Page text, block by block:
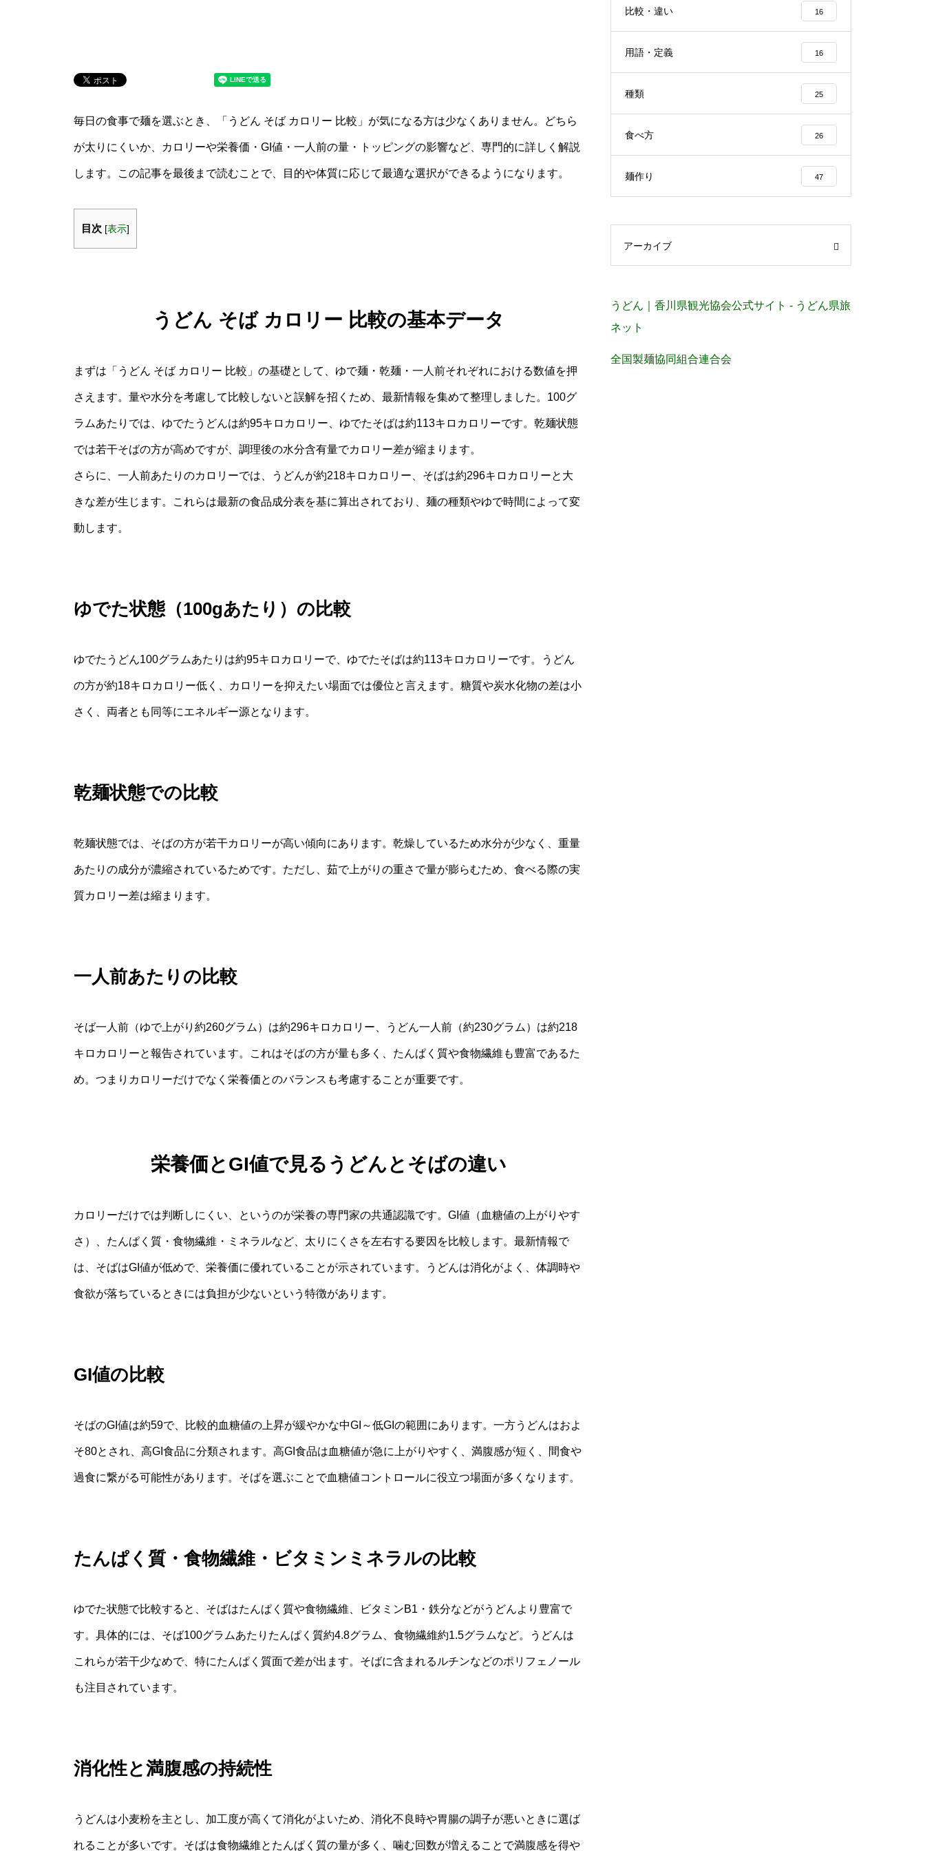
毎日の食事で麺を選ぶとき、「うどん そば カロリー 比較」が気になる方は少なくありません。どちら
が太りにくいか、カロリーや栄養価・GI値・一人前の量・トッピングの影響など、専門的に詳しく解説
します。この記事を最後まで読むことで、目的や体質に応じて最適な選択ができるようになります。
目次 [表示]
うどん そば カロリー 比較の基本データ
まずは「うどん そば カロリー 比較」の基礎として、ゆで麺・乾麺・一人前それぞれにおける数値を押
さえます。量や水分を考慮して比較しないと誤解を招くため、最新情報を集めて整理しました。100グ
ラムあたりでは、ゆでたうどんは約95キロカロリー、ゆでたそばは約113キロカロリーです。乾麺状態
では若干そばの方が高めですが、調理後の水分含有量でカロリー差が縮まります。
さらに、一人前あたりのカロリーでは、うどんが約218キロカロリー、そばは約296キロカロリーと大
きな差が生じます。これらは最新の食品成分表を基に算出されており、麺の種類やゆで時間によって変
動します。
ゆでた状態（100gあたり）の比較
ゆでたうどん1​00グラムあたりは約95キロカロリーで、ゆでたそばは約113キロカロリーです。うどん
の方が約18キロカロリー低く、カロリーを抑えたい場面では優位と言えます。糖質や炭水化物の差は小
さく、両者とも同等にエネルギー源となります。
乾麺状態での比較
乾麺状態では、そばの方が若干カロリーが高い傾向にあります。乾燥しているため水分が少なく、重量
あたりの成分が濃縮されているためです。ただし、茹で上がりの重さで量が膨らむため、食べる際の実
質カロリー差は縮まります。
一人前あたりの比較
そば一人前（ゆで上がり約260グラム）は約296キロカロリー、うどん一人前（約230グラム）は約218
キロカロリーと報告されています。これはそばの方が量も多く、たんぱく質や食物繊維も豊富であるた
め。つまりカロリーだけでなく栄養価とのバランスも考慮することが重要です。
栄養価とGI値で見るうどんとそばの違い
カロリーだけでは判断しにくい、というのが栄養の専門家の共通認識です。GI値（血糖値の上がりやす
さ）、たんぱく質・食物繊維・ミネラルなど、太りにくさを左右する要因を比較します。最新情報で
は、そばはGI値が低めで、栄養価に優れていることが示されています。うどんは消化がよく、体調時や
食欲が落ちているときには負担が少ないという特徴があります。
GI値の比較
そばのGI値は約59で、比較的血糖値の上昇が緩やかな中GI～低GIの範囲にあります。一方うどんはおよ
そ80とされ、高GI食品に分類されます。高GI食品は血糖値が急に上がりやすく、満腹感が短く、間食や
過食に繋がる可能性があります。そばを選ぶことで血糖値コントロールに役立つ場面が多くなります。
たんぱく質・食物繊維・ビタミンミネラルの比較
ゆでた状態で比較すると、そばはたんぱく質や食物繊維、ビタミンB1・鉄分などがうどんより豊富で
す。具体的には、そば100グラムあたりたんぱく質約4.8グラム、食物繊維約1.5グラムなど。うどんは
これらが若干少なめで、特にたんぱく質面で差が出ます。そばに含まれるルチンなどのポリフェノール
も注目されています。
消化性と満腹感の持続性
うどんは小麦粉を主とし、加工度が高くて消化がよいため、消化不良時や胃腸の調子が悪いときに選ば
れることが多いです。そばは食物繊維とたんぱく質の量が多く、噛む回数が増えることで満腹感を得や
比較・違い 16
用語・定義 16
種類 25
食べ方 26
麺作り 47
アーカイブ
うどん｜香川県観光協会公式サイト - うどん県旅
ネット
全国製麺協同組合連合会